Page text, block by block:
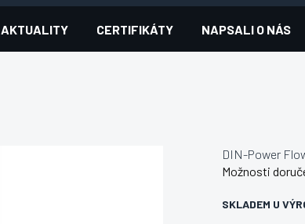
AKTUALITY CERTIFIKÁTY NAPSALI O NÁS
SKLADEM U
Možnosti
DIN-Power